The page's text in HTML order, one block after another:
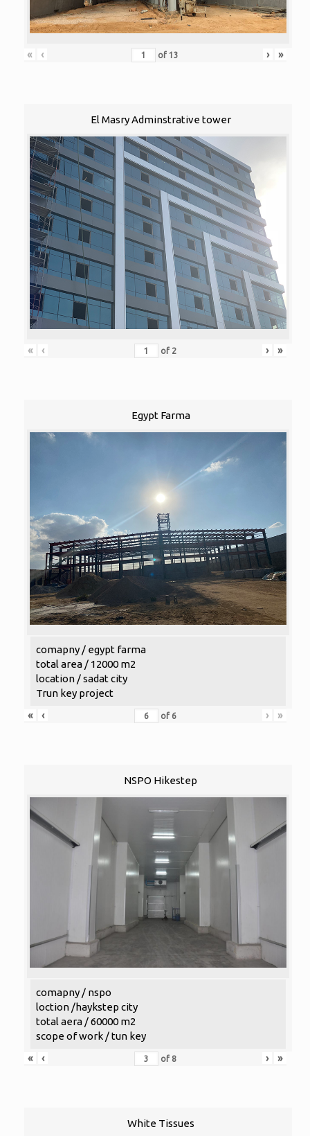
« ‹ of 13 › »
El Masry Adminstrative tower
« ‹ of 2 › »
Egypt Farma
comapny / egypt farma
total area / 12000 m2
location / sadat city
Trun key project
«
‹ of 6 › »
NSPO Hikestep
comapny / nspo
loction /haykstep city
total aera / 60000 m2
scope of work / tun key
«
‹ of 8 › »
White Tissues